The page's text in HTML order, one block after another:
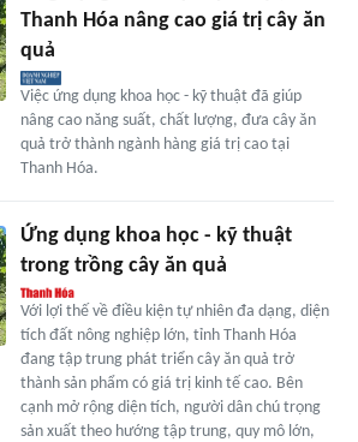
Thanh Hóa nâng cao giá trị cây ăn
quả
Việc ứng dụng khoa học - kỹ thuật đã giúp
nâng cao năng suất, chất lượng, đưa cây ăn
quả trở thành ngành hàng giá trị cao tại
Thanh Hóa.
Ứng dụng khoa học - kỹ thuật
trong trồng cây ăn quả
Với lợi thế về điều kiện tự nhiên đa dạng, diện
tích đất nông nghiệp lớn, tỉnh Thanh Hóa
đang tập trung phát triển cây ăn quả trở
thành sản phẩm có giá trị kinh tế cao. Bên
cạnh mở rộng diện tích, người dân chú trọng
sản xuất theo hướng tập trung, quy mô lớn,